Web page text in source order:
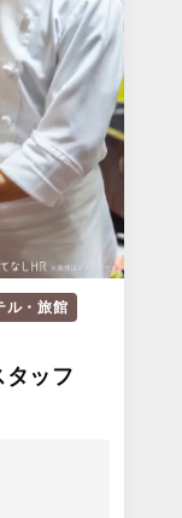
ル・旅館
ッフ